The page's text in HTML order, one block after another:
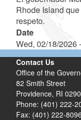
Rhode Island
respeto.
Date
Wed, 02/18/2026
Contact Us
Office of the
82 Smith Street
Providence, RI
Phone: (401) 222-
Fax: (401) 222-8096